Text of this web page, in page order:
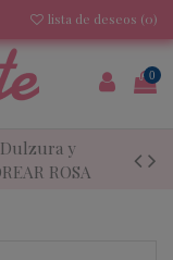
lista de deseos (0)
0
Dulzura y
ROSA